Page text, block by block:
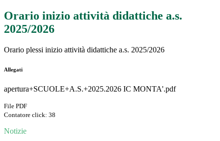
Orario inizio attività didattiche a.s.
2025/2026
Orario plessi inizio attività didattiche a.s. 2025/2026
Allegati
apertura+SCUOLE+A.S.+2025.2026 IC MONTA'.pdf
File PDF
Contatore click: 38
Notizie